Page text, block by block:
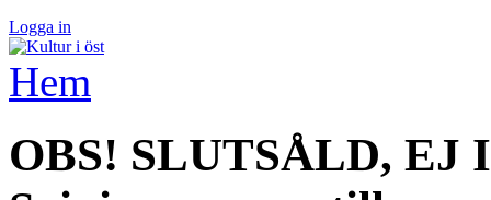
Logga in
Hem
OBS! SLUTSÅLD, EJ